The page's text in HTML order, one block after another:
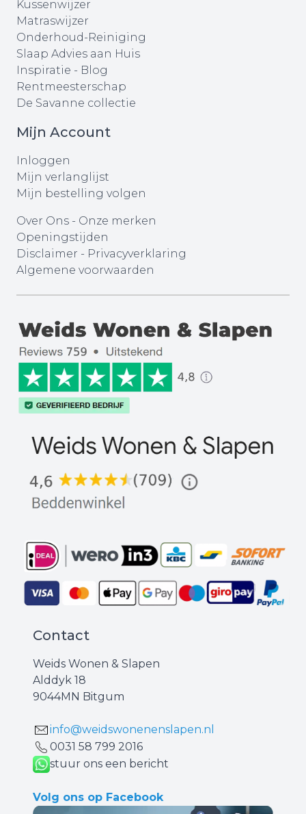
Kussenwijzer
Matraswijzer
Onderhoud-Reiniging
Slaap Advies aan Huis
Inspiratie - Blog
Rentmeesterschap
De Savanne collectie
Mijn Account
Inloggen
Mijn verlanglijst
Mijn bestelling volgen
Over Ons - Onze merken
Openingstijden
Disclaimer - Privacyverklaring
Algemene voorwaarden
Contact
Weids Wonen & Slapen
Alddyk 18
9044MN Bitgum
info@weidswonenenslapen.nl
0031 ‪58 799 2016‬
stuur ons een bericht
Volg ons op Facebook